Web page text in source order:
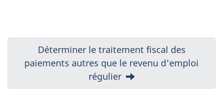
v
Suivant:
Déterminer le traitement fiscal des
paiements autres que le revenu d'emploi
régulier